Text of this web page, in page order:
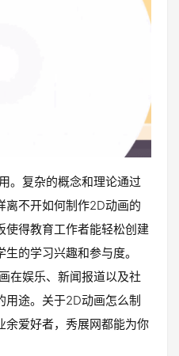
。复杂的概念和理论通过
离不开如何制作2D动画的
使得教育工作者能轻松创建
的学习兴趣和参与度。
在娱乐、新闻报道以及社
用途。关于2D动画怎么制
余爱好者，秀展网都能为你